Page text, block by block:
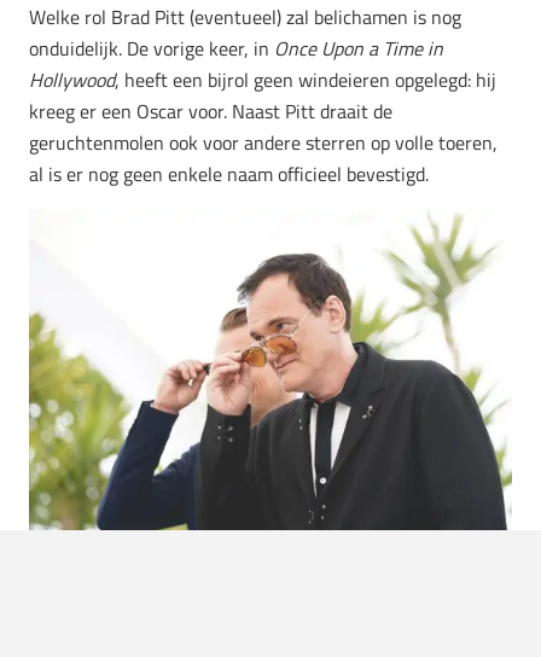
Welke rol Brad Pitt (eventueel) zal belichamen is nog
onduidelijk. De vorige keer, in Once Upon a Time in
Hollywood, heeft een bijrol geen windeieren opgelegd: hij
kreeg er een Oscar voor. Naast Pitt draait de
geruchtenmolen ook voor andere sterren op volle toeren,
al is er nog geen enkele naam officieel bevestigd.